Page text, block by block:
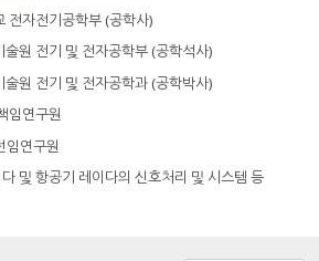
전자전기공학부 (공학사)
원 전기 및 전자공학부 (공학석사)
원 전기 및 전자공학과 (공학박사)
임연구원
임연구원
및 항공기 레이다의 신호처리 및 시스템 등